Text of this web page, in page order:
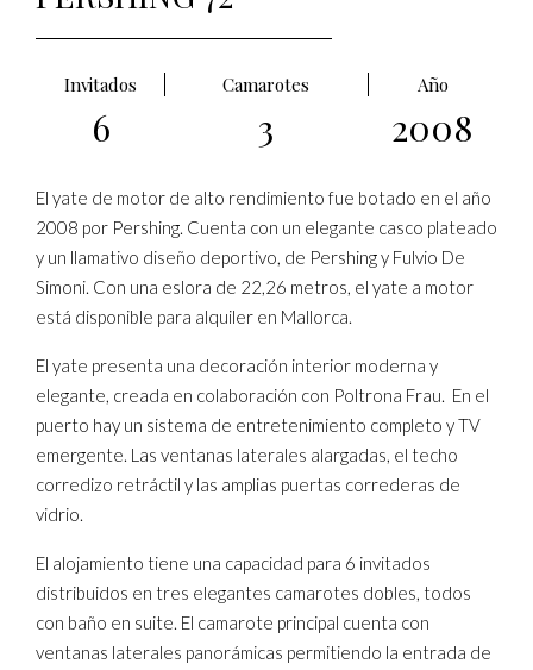
Invitados Camarotes Año
6 3 2008
El yate de motor de alto rendimiento fue botado en el año
2008 por Pershing. Cuenta con un elegante casco plateado
y un llamativo diseño deportivo, de Pershing y Fulvio De
Simoni. Con una eslora de 22,26 metros, el yate a motor
está disponible para alquiler en Mallorca.
El yate presenta una decoración interior moderna y
elegante, creada en colaboración con Poltrona Frau. En el
puerto hay un sistema de entretenimiento completo y TV
emergente. Las ventanas laterales alargadas, el techo
corredizo retráctil y las amplias puertas correderas de
vidrio.
El alojamiento tiene una capacidad para 6 invitados
distribuidos en tres elegantes camarotes dobles, todos
con baño en suite. El camarote principal cuenta con
ventanas laterales panorámicas permitiendo la entrada de